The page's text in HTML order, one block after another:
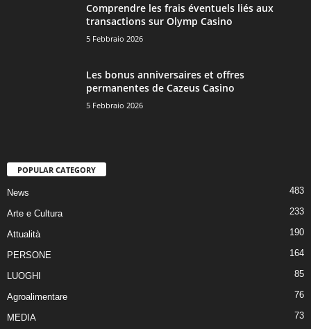
Comprendre les frais éventuels liés aux
transactions sur Olymp Casino
5 Febbraio 2026
Les bonus anniversaires et offres
permanentes de Cazeus Casino
5 Febbraio 2026
POPULAR CATEGORY
News 483
Arte e Cultura 233
Attualità 190
PERSONE 164
LUOGHI 85
Agroalimentare 76
MEDIA 73